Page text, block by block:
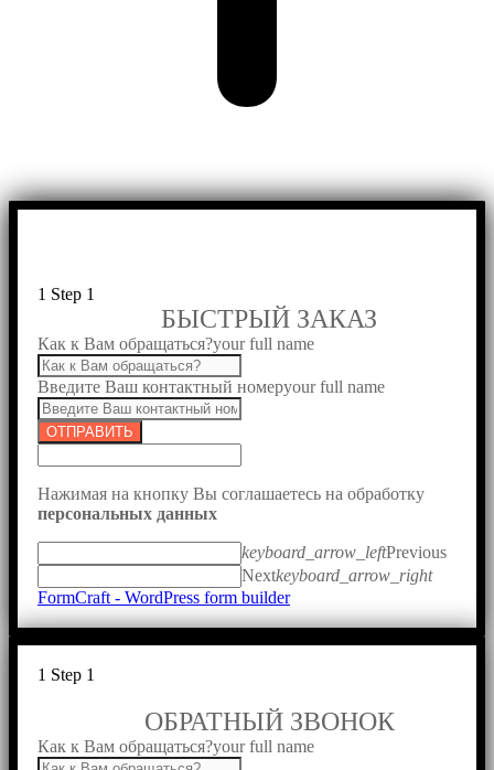
1 Step 1
БЫСТРЫЙ ЗАКАЗ
Как к Вам обращаться?your full name
Введите Ваш контактный номерyour full name
ОТПРАВИТЬ
Нажимая на кнопку Вы соглашаетесь на обработку
персональных данных
keyboard_arrow_leftPrevious
Nextkeyboard_arrow_right
FormCraft - WordPress form builder
1 Step 1
ОБРАТНЫЙ ЗВОНОК
Как к Вам обращаться?your full name